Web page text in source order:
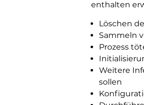
enthalten
Löschen
Sammeln
Prozess
Weitere
sollen